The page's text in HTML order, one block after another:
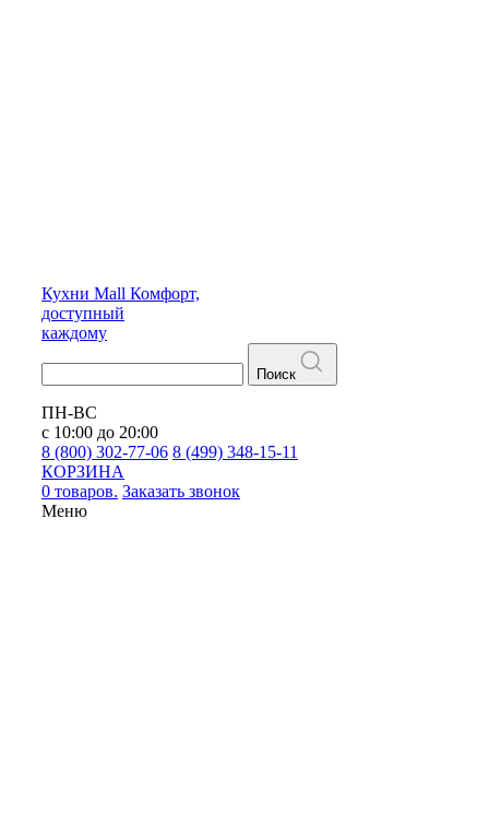
Кухни Mall Комфорт,
доступный
каждому
Поиск
ПН-ВС
с 10:00 до 20:00
8 (800) 302-77-06 8 (499) 348-15-11
КОРЗИНА
0 товаров. Заказать звонок
Меню